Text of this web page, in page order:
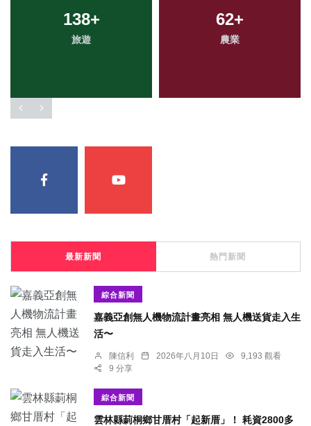
138+
旅遊
62+
農業
最新新聞 熱門新聞
綜合新聞
嘉義亞創無人機物流計畫亮相 無人機送貨走入生
活〜
陳信利 2026年八月10日
9,193 觀看
9 分享
綜合新聞
雲林縣莿桐鄉甘厝村「起新厝」！ 耗資2800多